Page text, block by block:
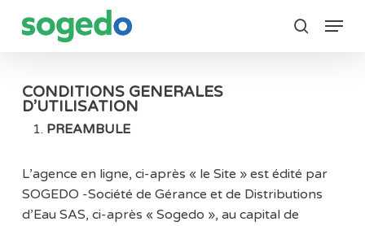
search
Menu
CONDITIONS GENERALES
D’UTILISATION
PREAMBULE
L’agence en ligne, ci-après « le Site » est édité par
SOGEDO -Société de Gérance et de Distributions
d’Eau SAS, ci-après « Sogedo », au capital de